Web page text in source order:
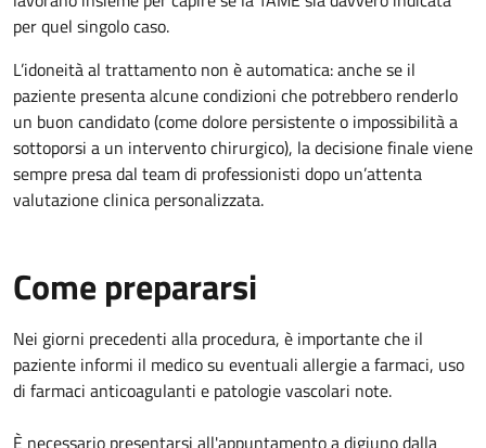
per quel singolo caso.
L’idoneità al trattamento non è automatica: anche se il
paziente presenta alcune condizioni che potrebbero renderlo
un buon candidato (come dolore persistente o impossibilità a
sottoporsi a un intervento chirurgico), la decisione finale viene
sempre presa dal team di professionisti dopo un’attenta
valutazione clinica personalizzata.
Come prepararsi
Nei giorni precedenti alla procedura, è importante che il
paziente informi il medico su eventuali allergie a farmaci, uso
di farmaci anticoagulanti e patologie vascolari note.
È necessario presentarsi all'appuntamento a digiuno dalla